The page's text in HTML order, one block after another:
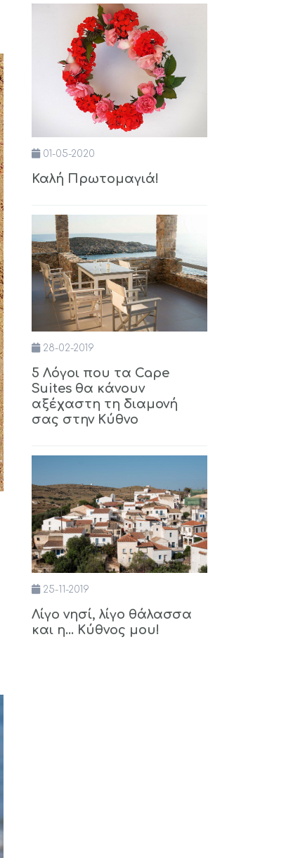
01-05-2020
Καλή Πρωτομαγιά!
28-02-2019
5 Λόγοι που τα Cape
Suites θα κάνουν
αξέχαστη τη διαμονή
σας στην Κύθνο
25-11-2019
Λίγο νησί, λίγο θάλασσα
και η... Κύθνος μου!